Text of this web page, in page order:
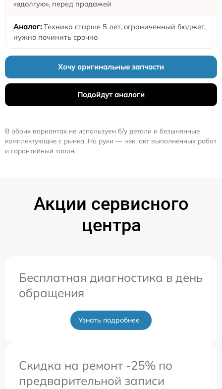
«вдолгую», перед продажей
Техника старше 5 лет, ограниченный бюджет,
нужно починить срочно
Хочу оригинальные запчасти
Подойдут аналоги
В обоих вариантах не используем б/у детали и безымянные
комплектующие с рынка. На руки — чек, акт выполненных работ
и гарантийный талон.
Акции сервисного
центра
Бесплатная диагностика в день
обращения
Узнать подробнее
Скидка на ремонт -25% по
предварительной записи